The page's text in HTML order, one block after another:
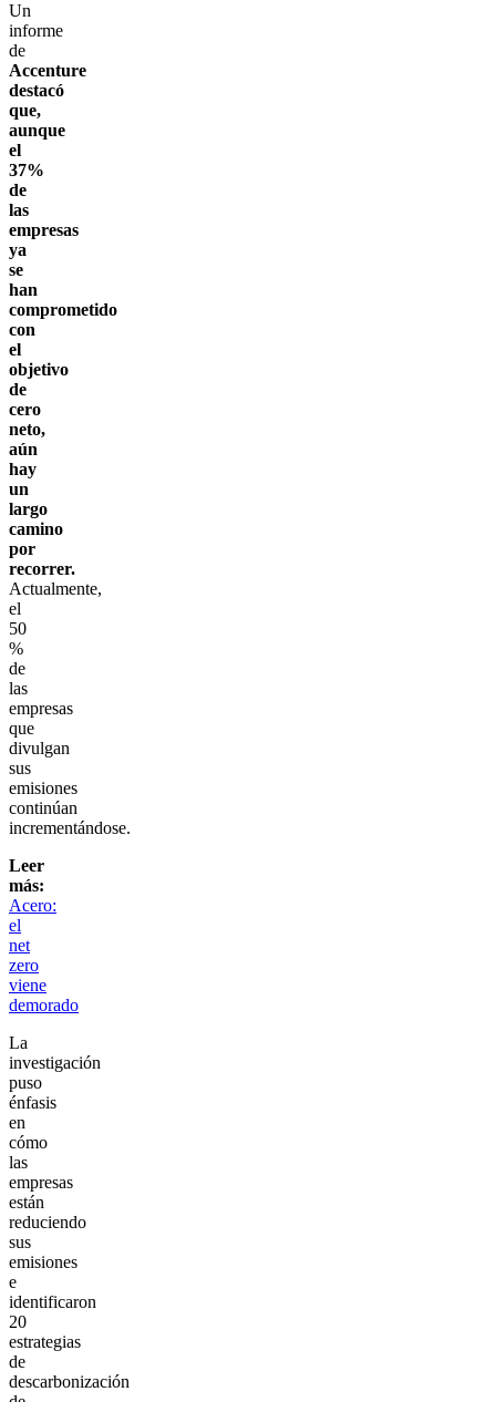
Un
informe
de
Accenture
destacó
que,
aunque
el
37%
de
las
empresas
ya
se
han
comprometido
con
el
objetivo
de
cero
neto,
aún
hay
un
largo
camino
por
recorrer.
Actualmente,
el
50
%
de
las
empresas
que
divulgan
sus
emisiones
continúan
incrementándose.
Leer
más:
Acero:
el
net
zero
viene
demorado
La
investigación
puso
énfasis
en
cómo
las
empresas
están
reduciendo
sus
emisiones
e
identificaron
20
estrategias
de
descarbonización